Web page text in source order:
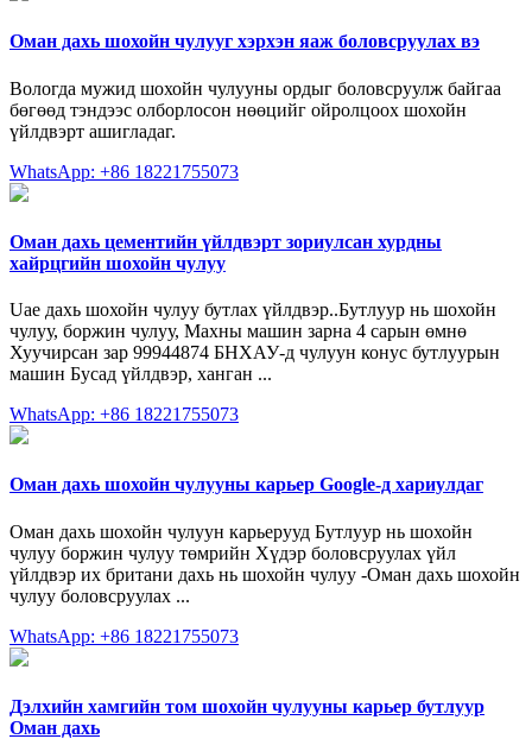
Оман дахь шохойн чулууг хэрхэн яаж боловсруулах вэ
Вологда мужид шохойн чулууны ордыг боловсруулж байгаа
бөгөөд тэндээс олборлосон нөөцийг ойролцоох шохойн
үйлдвэрт ашигладаг.
WhatsApp: +86 18221755073
Оман дахь цементийн үйлдвэрт зориулсан хурдны
хайрцгийн шохойн чулуу
Uae дахь шохойн чулуу бутлах үйлдвэр..Бутлуур нь шохойн
чулуу, боржин чулуу, Махны машин зарна 4 сарын өмнө
Хуучирсан зар 99944874 БНХАУ-д чулуун конус бутлуурын
машин Бусад үйлдвэр, ханган ...
WhatsApp: +86 18221755073
Оман дахь шохойн чулууны карьер Google-д хариулдаг
Оман дахь шохойн чулуун карьерууд Бутлуур нь шохойн
чулуу боржин чулуу төмрийн Хүдэр боловсруулах үйл
үйлдвэр их британи дахь нь шохойн чулуу -Оман дахь шохойн
чулуу боловсруулах ...
WhatsApp: +86 18221755073
Дэлхийн хамгийн том шохойн чулууны карьер бутлуур
Оман дахь